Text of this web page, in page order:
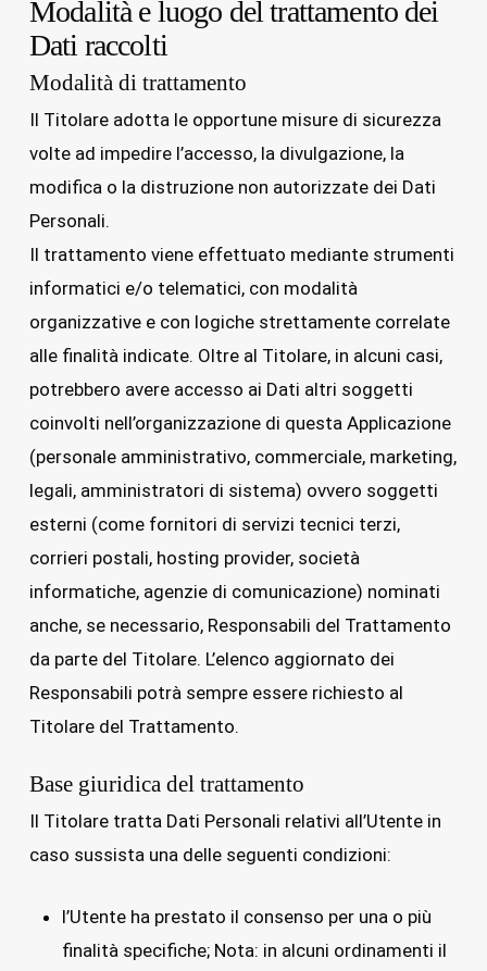
Modalità e luogo del trattamento dei
Dati raccolti
Modalità di trattamento
Il Titolare adotta le opportune misure di sicurezza
volte ad impedire l’accesso, la divulgazione, la
modifica o la distruzione non autorizzate dei Dati
Personali.
Il trattamento viene effettuato mediante strumenti
informatici e/o telematici, con modalità
organizzative e con logiche strettamente correlate
alle finalità indicate. Oltre al Titolare, in alcuni casi,
potrebbero avere accesso ai Dati altri soggetti
coinvolti nell’organizzazione di questa Applicazione
(personale amministrativo, commerciale, marketing,
legali, amministratori di sistema) ovvero soggetti
esterni (come fornitori di servizi tecnici terzi,
corrieri postali, hosting provider, società
informatiche, agenzie di comunicazione) nominati
anche, se necessario, Responsabili del Trattamento
da parte del Titolare. L’elenco aggiornato dei
Responsabili potrà sempre essere richiesto al
Titolare del Trattamento.
Base giuridica del trattamento
Il Titolare tratta Dati Personali relativi all’Utente in
caso sussista una delle seguenti condizioni:
l’Utente ha prestato il consenso per una o più
finalità specifiche; Nota: in alcuni ordinamenti il